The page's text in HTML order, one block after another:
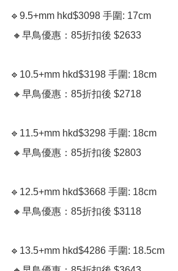
🔹️9.5+mm hkd$3098 手圍: 17cm
🔹️10.5+mm hkd$3198 手圍: 18cm
🔹️11.5+mm hkd$3298 手圍: 18cm
🔹️12.5+mm hkd$3668 手圍: 18cm
🔹️13.5+mm hkd$4286 手圍: 18.5cm